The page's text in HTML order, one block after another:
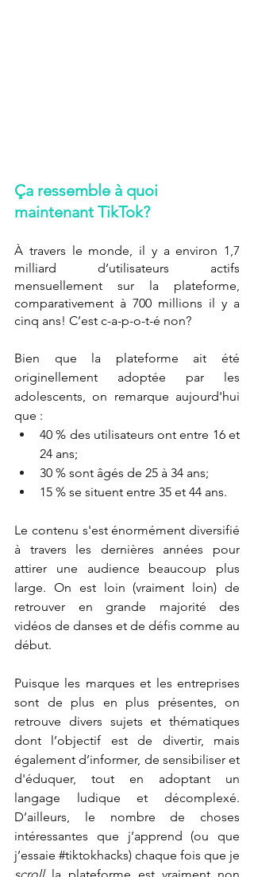
Ça ressemble à quoi
maintenant TikTok?
À travers le monde, il y a environ 1,7
milliard d’utilisateurs actifs
mensuellement sur la plateforme,
comparativement à 700 millions il y a
cinq ans! C’est c-a-p-o-t-é non?
Bien que la plateforme ait été
originellement adoptée par les
adolescents, on remarque aujourd'hui
que :
40 % des utilisateurs ont entre 16 et
24 ans;
30 % sont âgés de 25 à 34 ans;
15 % se situent entre 35 et 44 ans.
Le contenu s'est énormément diversifié
à travers les dernières années pour
attirer une audience beaucoup plus
large. On est loin (vraiment loin) de
retrouver en grande majorité des
vidéos de danses et de défis comme au
début.
Puisque les marques et les entreprises
sont de plus en plus présentes, on
retrouve divers sujets et thématiques
dont l’objectif est de divertir, mais
également d’informer, de sensibiliser et
d'éduquer, tout en adoptant un
langage ludique et décomplexé.
D’ailleurs, le nombre de choses
intéressantes que j’apprend (ou que
j’essaie #tiktokhacks